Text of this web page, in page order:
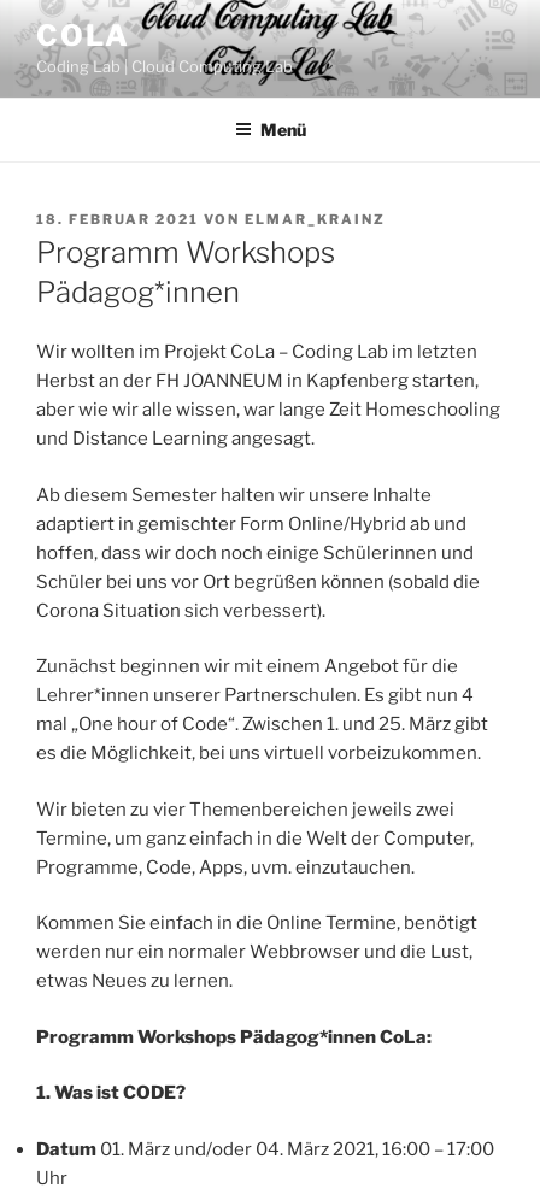
Inhalt
springen
COLA
Coding Lab | Cloud Computing Lab
Menü
VERÖFFENTLICHT
AM
18. FEBRUAR 2021 VON ELMAR_KRAINZ
Programm Workshops
Pädagog*innen
Wir wollten im Projekt CoLa – Coding Lab im letzten
Herbst an der FH JOANNEUM in Kapfenberg starten,
aber wie wir alle wissen, war lange Zeit Homeschooling
und Distance Learning angesagt.
Ab diesem Semester halten wir unsere Inhalte
adaptiert in gemischter Form Online/Hybrid ab und
hoffen, dass wir doch noch einige Schülerinnen und
Schüler bei uns vor Ort begrüßen können (sobald die
Corona Situation sich verbessert).
Zunächst beginnen wir mit einem Angebot für die
Lehrer*innen unserer Partnerschulen. Es gibt nun 4
mal „One hour of Code“. Zwischen 1. und 25. März gibt
es die Möglichkeit, bei uns virtuell vorbeizukommen.
Wir bieten zu vier Themenbereichen jeweils zwei
Termine, um ganz einfach in die Welt der Computer,
Programme, Code, Apps, uvm. einzutauchen.
Kommen Sie einfach in die Online Termine, benötigt
werden nur ein normaler Webbrowser und die Lust,
etwas Neues zu lernen.
Programm Workshops Pädagog*innen CoLa:
1. Was ist CODE?
Datum 01. März und/oder 04. März 2021, 16:00 – 17:00
Uhr